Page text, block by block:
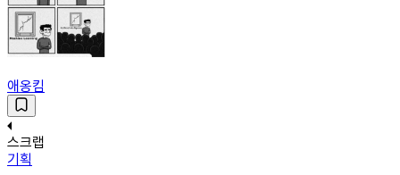
애옹킴
스크랩
기획